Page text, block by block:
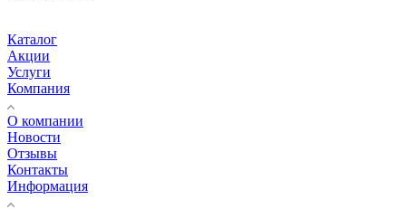
Каталог
Акции
Услуги
Компания
О компании
Новости
Отзывы
Контакты
Информация